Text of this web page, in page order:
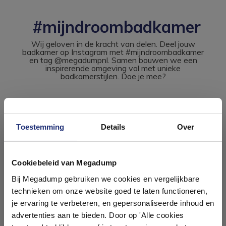
Toestemming Details Over
Cookiebeleid van Megadump
Bij Megadump gebruiken we cookies en vergelijkbare
technieken om onze website goed te laten functioneren,
je ervaring te verbeteren, en gepersonaliseerde inhoud en
advertenties aan te bieden. Door op 'Alle cookies
#mijndroombadkamer
Wij geloven in de kracht van delen. Deel jouw
badkamer op Instagram met #mijndroombadkamer
en tag @megadumpnl. Samen bouwen we een
inspirerende omgeving vol met unieke
badkamerstijlen. Doe je mee?
badkamers in onze 1000 m²
showroom
Laat je inspireren door 21 volledig ingerichte
badkameropstellingen – van compact tot luxe. Onze
ervaren adviseurs helpen je persoonlijk, en je vindt